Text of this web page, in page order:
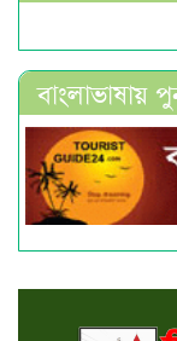
বাংলাভাষায়